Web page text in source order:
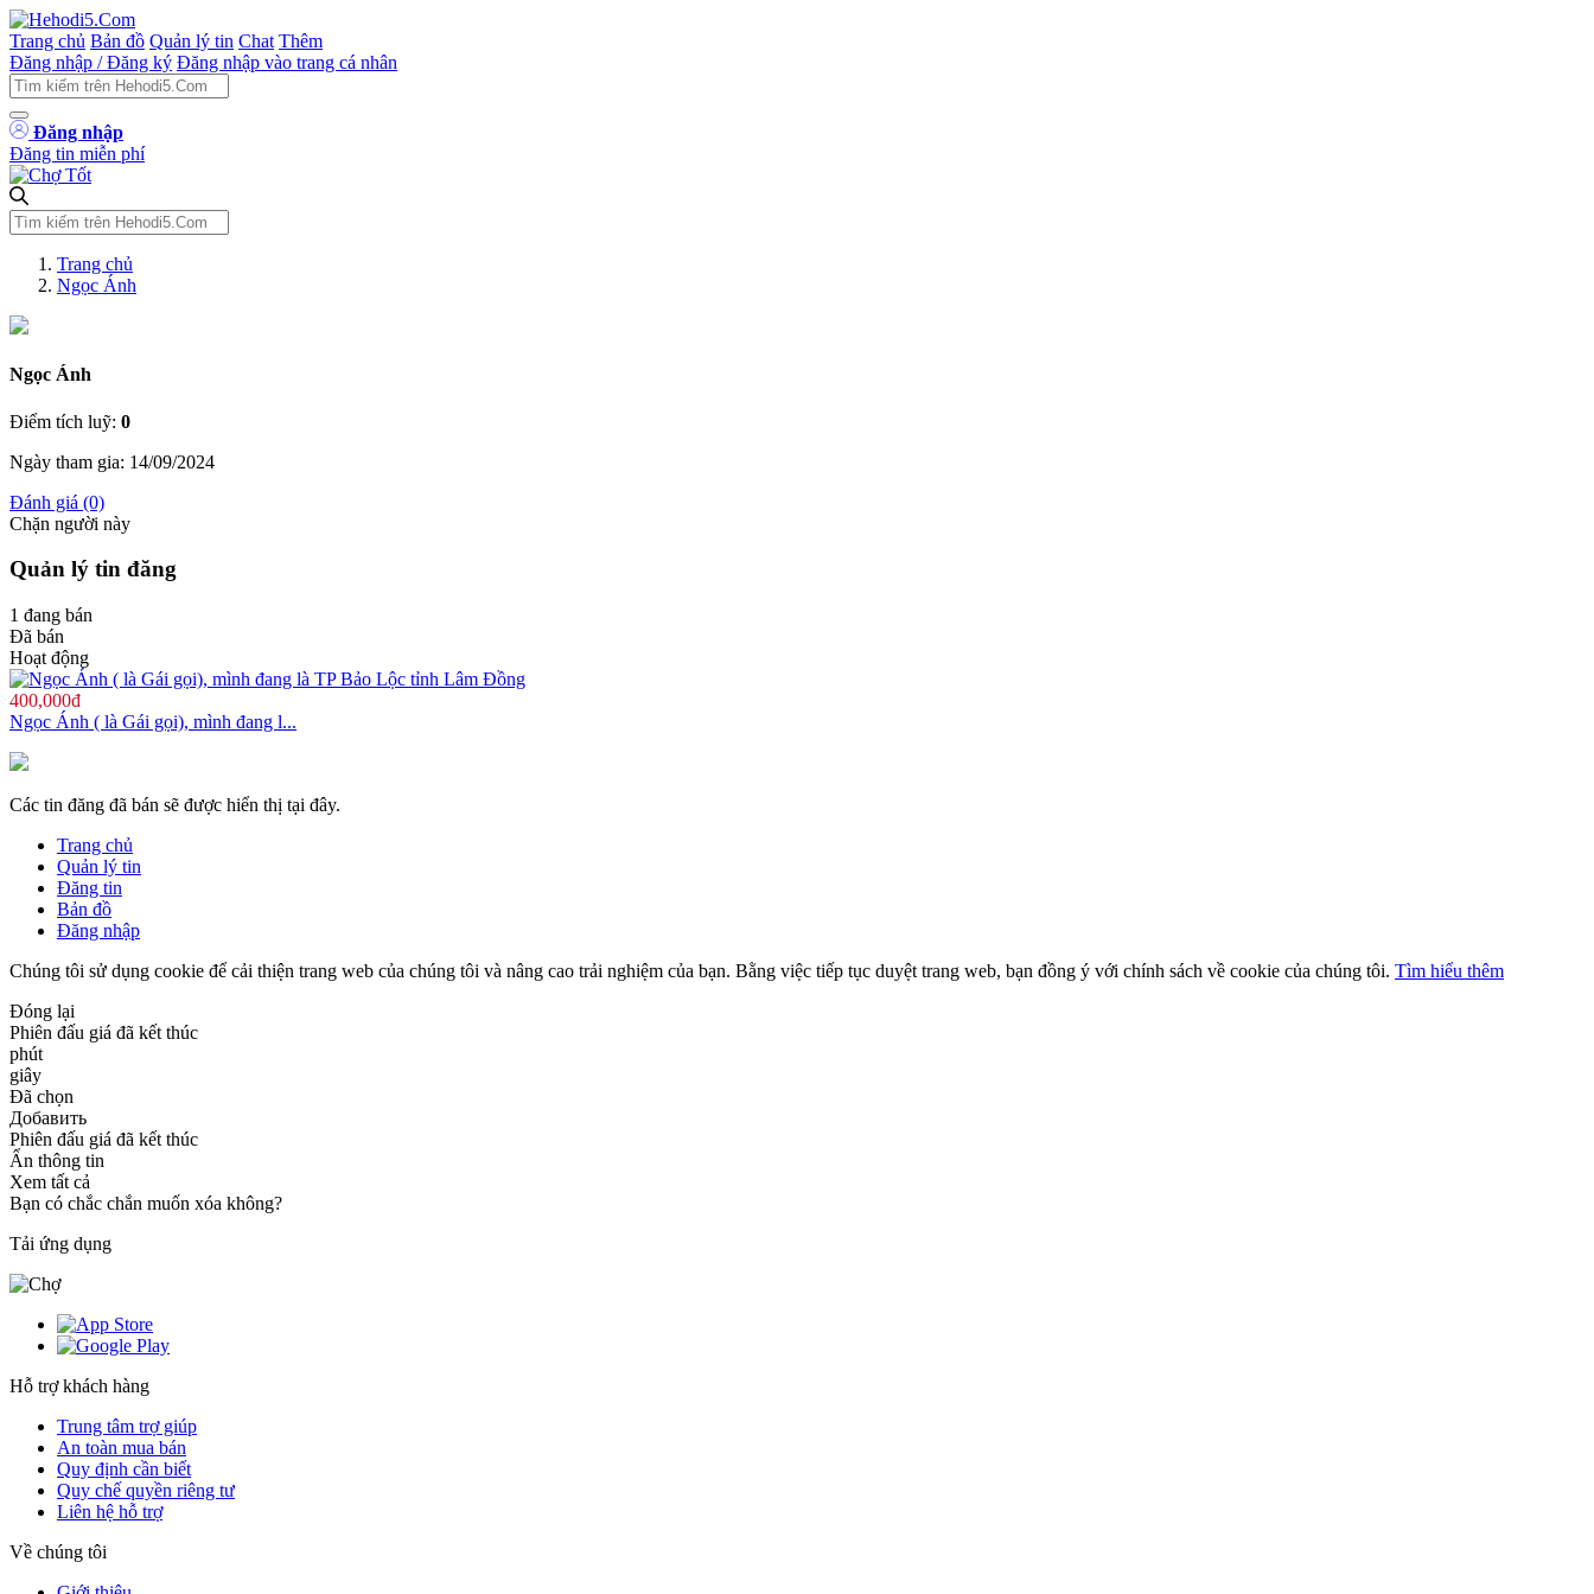
Trang chủ Bản đồ Quản lý tin Chat Thêm
Đăng nhập / Đăng ký Đăng nhập vào trang cá nhân
Đăng nhập
Đăng tin miễn phí
Trang chủ
Ngọc Ánh
Ngọc Ánh
Điểm tích luỹ: 0
Ngày tham gia: 14/09/2024
Đánh giá (0)
Chặn người này
Quản lý tin đăng
1 đang bán
Đã bán
Hoạt động
400,000đ
Ngọc Ánh ( là Gái gọi), mình đang l...
Các tin đăng đã bán sẽ được hiển thị tại đây.
Trang chủ
Quản lý tin
Đăng tin
Bản đồ
Đăng nhập
Chúng tôi sử dụng cookie để cải thiện trang web của chúng tôi và nâng cao trải nghiệm của bạn. Bằng việc tiếp tục duyệt trang web, bạn đồng ý với chính sách về cookie của chúng tôi. Tìm hiểu thêm
Đóng lại
Phiên đấu giá đã kết thúc
phút
giây
Đã chọn
Добавить
Phiên đấu giá đã kết thúc
Ẩn thông tin
Xem tất cả
Bạn có chắc chắn muốn xóa không?
Tải ứng dụng
Hỗ trợ khách hàng
Trung tâm trợ giúp
An toàn mua bán
Quy định cần biết
Quy chế quyền riêng tư
Liên hệ hỗ trợ
Về chúng tôi